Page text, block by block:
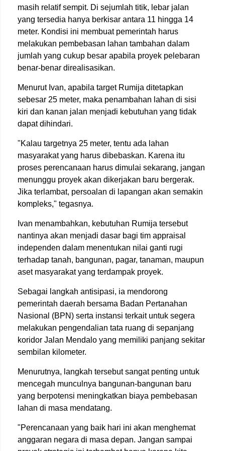
masih relatif sempit. Di sejumlah titik, lebar jalan
yang tersedia hanya berkisar antara 11 hingga 14
meter. Kondisi ini membuat pemerintah harus
melakukan pembebasan lahan tambahan dalam
jumlah yang cukup besar apabila proyek pelebaran
benar-benar direalisasikan.
Menurut Ivan, apabila target Rumija ditetapkan
sebesar 25 meter, maka penambahan lahan di sisi
kiri dan kanan jalan menjadi kebutuhan yang tidak
dapat dihindari.
"Kalau targetnya 25 meter, tentu ada lahan
masyarakat yang harus dibebaskan. Karena itu
proses perencanaan harus dimulai sekarang, jangan
menunggu proyek akan dikerjakan baru bergerak.
Jika terlambat, persoalan di lapangan akan semakin
kompleks," tegasnya.
Ivan menambahkan, kebutuhan Rumija tersebut
nantinya akan menjadi dasar bagi tim appraisal
independen dalam menentukan nilai ganti rugi
terhadap tanah, bangunan, pagar, tanaman, maupun
aset masyarakat yang terdampak proyek.
Sebagai langkah antisipasi, ia mendorong
pemerintah daerah bersama Badan Pertanahan
Nasional (BPN) serta instansi terkait untuk segera
melakukan pengendalian tata ruang di sepanjang
koridor Jalan Mendalo yang memiliki panjang sekitar
sembilan kilometer.
Menurutnya, langkah tersebut sangat penting untuk
mencegah munculnya bangunan-bangunan baru
yang berpotensi meningkatkan biaya pembebasan
lahan di masa mendatang.
"Perencanaan yang baik hari ini akan menghemat
anggaran negara di masa depan. Jangan sampai